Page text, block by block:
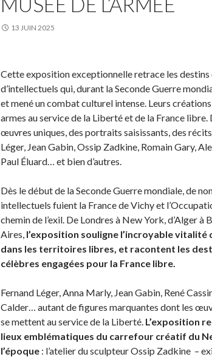
13 JUIN 2025
Cette exposition exceptionnelle retrace les destins
d’intellectuels qui, durant la Seconde Guerre
et mené un combat culturel intense. Leurs
armes au service de la Liberté et de la France libre.
œuvres uniques, des portraits saisissants, des
Léger, Jean Gabin, Ossip Zadkine, Romain Gary,
Paul Éluard… et bien d’autres.
Dès le début de la Seconde Guerre mondiale, de
intellectuels fuient la France de Vichy et
chemin de l’exil. De Londres à New York, d’Alger à
Aires, l’exposition souligne l’incroyable vitalité
dans les territoires libres, et racontent les
célèbres engagées pour la France libre.
Fernand Léger, Anna Marly, Jean Gabin, René
Calder… autant de figures marquantes dont les
se mettent au service de la Liberté. L’exposition
lieux emblématiques du carrefour créatif du
l’époque : l’atelier du sculpteur Ossip Zadkine –